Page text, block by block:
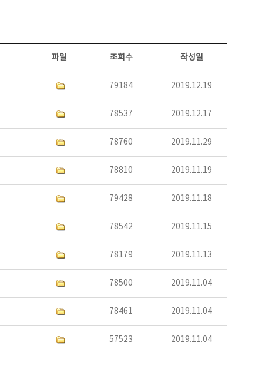
파일 조회수 작성일
79184 2019.12.19
78537 2019.12.17
78760 2019.11.29
78810 2019.11.19
79428 2019.11.18
78542 2019.11.15
78179 2019.11.13
78500 2019.11.04
78461 2019.11.04
57523 2019.11.04